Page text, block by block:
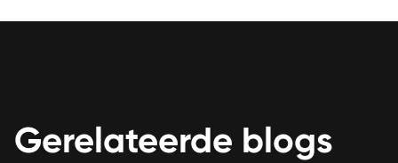
Gerelateerde blogs